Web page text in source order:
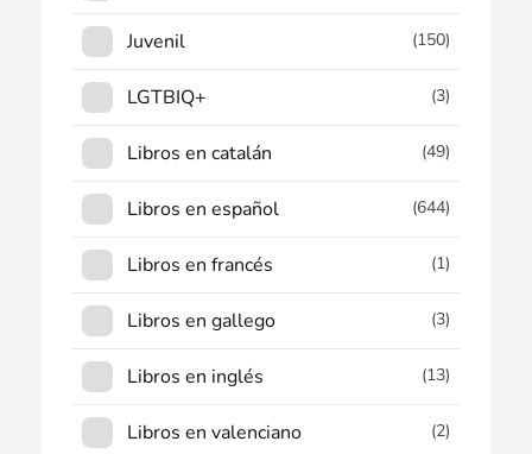
Juvenil (150)
LGTBIQ+ (3)
Libros en catalán (49)
Libros en español (644)
Libros en francés (1)
Libros en gallego (3)
Libros en inglés (13)
Libros en valenciano (2)